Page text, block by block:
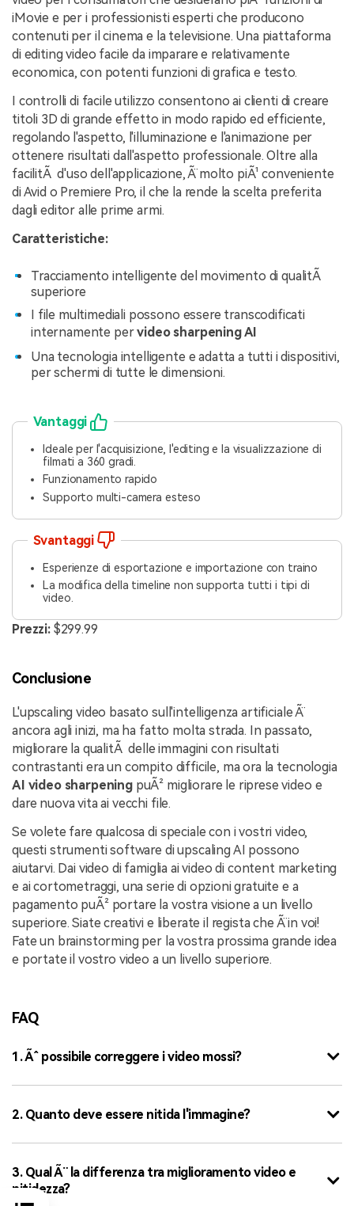
iMovie e per i professionisti esperti che producono
contenuti per il cinema e la televisione. Una piattaforma
di editing video facile da imparare e relativamente
economica, con potenti funzioni di grafica e testo.
I controlli di facile utilizzo consentono ai clienti di creare
titoli 3D di grande effetto in modo rapido ed efficiente,
regolando l'aspetto, l'illuminazione e l'animazione per
ottenere risultati dall'aspetto professionale. Oltre alla
facilitÃ d'uso dell'applicazione, Ã¨ molto piÃ¹ conveniente
di Avid o Premiere Pro, il che la rende la scelta preferita
dagli editor alle prime armi.
Caratteristiche:
Tracciamento intelligente del movimento di qualitÃ
superiore
I file multimediali possono essere transcodificati
internamente pervideo sharpening AI
Una tecnologia intelligente e adatta a tutti i dispositivi,
per schermi di tutte le dimensioni.
Vantaggi
Ideale per l'acquisizione, l'editing e la visualizzazione di
filmati a 360 gradi.
Funzionamento rapido
Supporto multi-camera esteso
Svantaggi
Esperienze di esportazione e importazione con traino
La modifica della timeline non supporta tutti i tipi di
video.
Prezzi: $299.99
Conclusione
L'upscaling video basato sull'intelligenza artificiale Ã¨
ancora agli inizi, ma ha fatto molta strada. In passato,
migliorare la qualitÃ delle immagini con risultati
contrastanti era un compito difficile, ma ora la tecnologia
AI video sharpeningpuÃ² migliorare le riprese video e
dare nuova vita ai vecchi file.
Se volete fare qualcosa di speciale con i vostri video,
questi strumenti software di upscaling AI possono
aiutarvi. Dai video di famiglia ai video di content marketing
e ai cortometraggi, una serie di opzioni gratuite e a
pagamento puÃ² portare la vostra visione a un livello
superiore. Siate creativi e liberate il regista che Ã¨ in voi!
Fate un brainstorming per la vostra prossima grande idea
e portate il vostro video a un livello superiore.
FAQ
1. Ãˆ possibile correggere i video mossi?
2. Quanto deve essere nitida l'immagine?
3. Qual Ã¨ la differenza tra miglioramento video e
nitidezza?